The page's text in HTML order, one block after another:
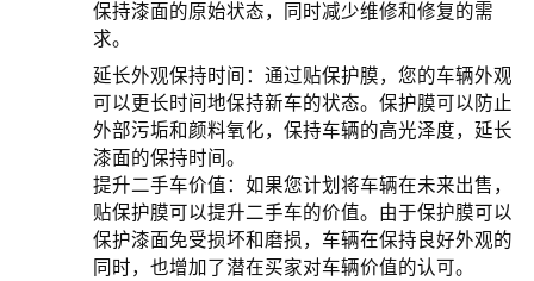
保持漆面的原始状态，同时减少维修和修复的需
求。
延长外观保持时间：通过贴保护膜，您的车辆外观
可以更长时间地保持新车的状态。保护膜可以防止
外部污垢和颜料氧化，保持车辆的高光泽度，延长
漆面的保持时间。
提升二手车价值：如果您计划将车辆在未来出售，
贴保护膜可以提升二手车的价值。由于保护膜可以
保护漆面免受损坏和磨损，车辆在保持良好外观的
同时，也增加了潜在买家对车辆价值的认可。